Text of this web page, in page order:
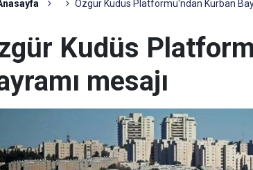
Özgür Kudüs Platformu'ndan Kurban
Kudüs
mesajı